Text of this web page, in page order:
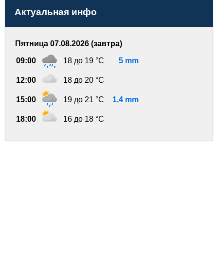
Актуальная инфо
Пятница 07.08.2026 (завтра)
09:00 18 до 19 °C 5 mm
12:00 18 до 20 °C
15:00 19 до 21 °C 1,4 mm
18:00 16 до 18 °C